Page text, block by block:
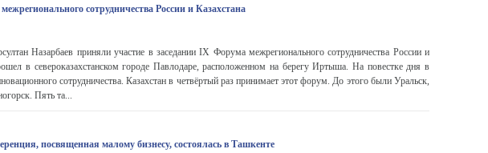
сотрудничества России и Казахстана
Назарбаев приняли участие в заседании IX Форума межрегионального сотрудничества России и
в североказахстанском городе Павлодаре, расположенном на берегу Иртыша. На повестке дня в
сотрудничества. Казахстан в четвёртый раз принимает этот форум. До этого были Уральск,
Пять та...
посвященная малому бизнесу, состоялась в Ташкенте